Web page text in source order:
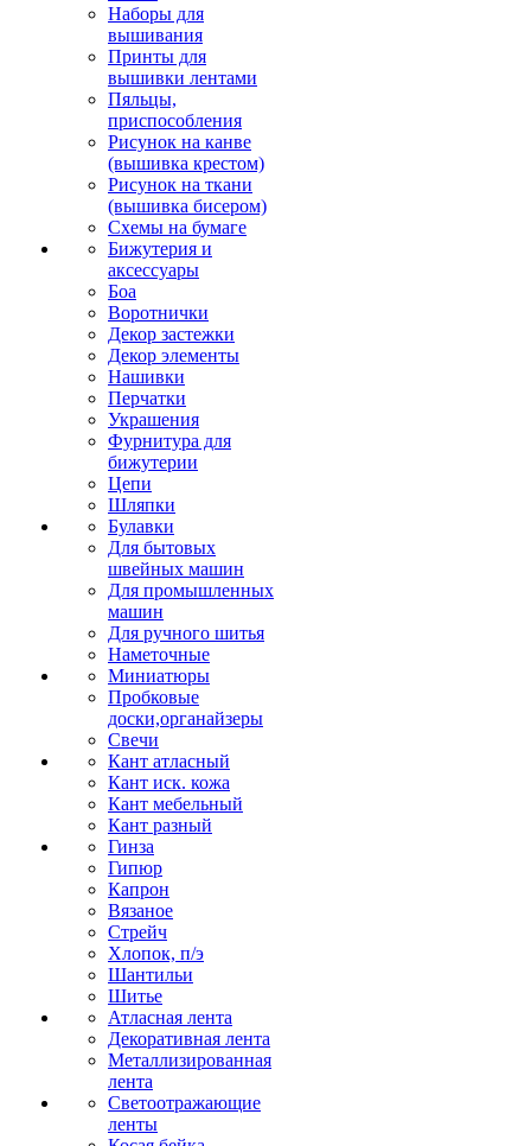
Наборы для
вышивания
Принты для
вышивки лентами
Пяльцы,
приспособления
Рисунок на канве
(вышивка крестом)
Рисунок на ткани
(вышивка бисером)
Схемы на бумаге
Бижутерия и
аксессуары
Боа
Воротнички
Декор застежки
Декор элементы
Нашивки
Перчатки
Украшения
Фурнитура для
бижутерии
Цепи
Шляпки
Булавки
Для бытовых
швейных машин
Для промышленных
машин
Для ручного шитья
Наметочные
Миниатюры
Пробковые
доски,органайзеры
Свечи
Кант атласный
Кант иск. кожа
Кант мебельный
Кант разный
Гинза
Гипюр
Капрон
Вязаное
Стрейч
Хлопок, п/э
Шантильи
Шитье
Атласная лента
Декоративная лента
Металлизированная
лента
Светоотражающие
ленты